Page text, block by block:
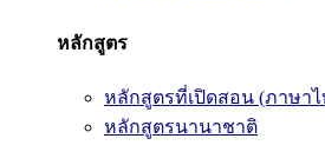
หลักสูตร
หลักสูตรที่เปิดสอน (ภาษาไ
หลักสูตรนานาชาติ